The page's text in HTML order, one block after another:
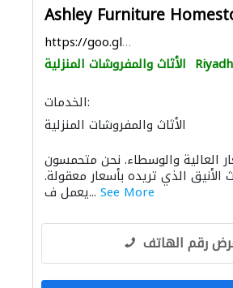
Ashley Furniture
https://goo.gl/maps/Ea7z1idkAid2dtDcA
الأثاث والمفروشات المنزلية Riyadh
الخدمات:
الأثاث والمفروشات المنزلية
العالية والوسطاء. نحن متحمسون
الأنيق الذي تريده بأسعار معقولة.
يعمل ف... See More
رقم الهاتف